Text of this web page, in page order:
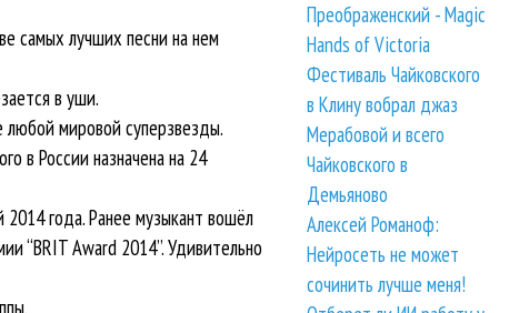
самых лучших песни на нем
в уши.
мировой суперзвезды.
в России назначена на 24
года. Ранее музыкант вошёл
“BRIT Award 2014”. Удивительно
Преображенский - Magic
Hands of Victoria
Фестиваль Чайковского
в Клину вобрал джаз
Мерабовой и всего
Чайковского в
Демьяново
Алексей Романоф:
Нейросеть не может
сочинить лучше меня!